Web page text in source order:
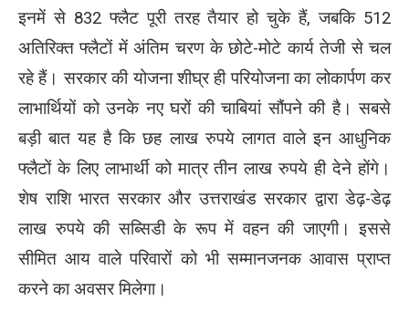
इनमें से 832 फ्लैट पूरी तरह तैयार हो चुके हैं, जबकि 512
अतिरिक्त फ्लैटों में अंतिम चरण के छोटे-मोटे कार्य तेजी से चल
रहे हैं। सरकार की योजना शीघ्र ही परियोजना का लोकार्पण कर
लाभार्थियों को उनके नए घरों की चाबियां सौंपने की है। सबसे
बड़ी बात यह है कि छह लाख रुपये लागत वाले इन आधुनिक
फ्लैटों के लिए लाभार्थी को मात्र तीन लाख रुपये ही देने होंगे।
शेष राशि भारत सरकार और उत्तराखंड सरकार द्वारा डेढ़-डेढ़
लाख रुपये की सब्सिडी के रूप में वहन की जाएगी। इससे
सीमित आय वाले परिवारों को भी सम्मानजनक आवास प्राप्त
करने का अवसर मिलेगा।